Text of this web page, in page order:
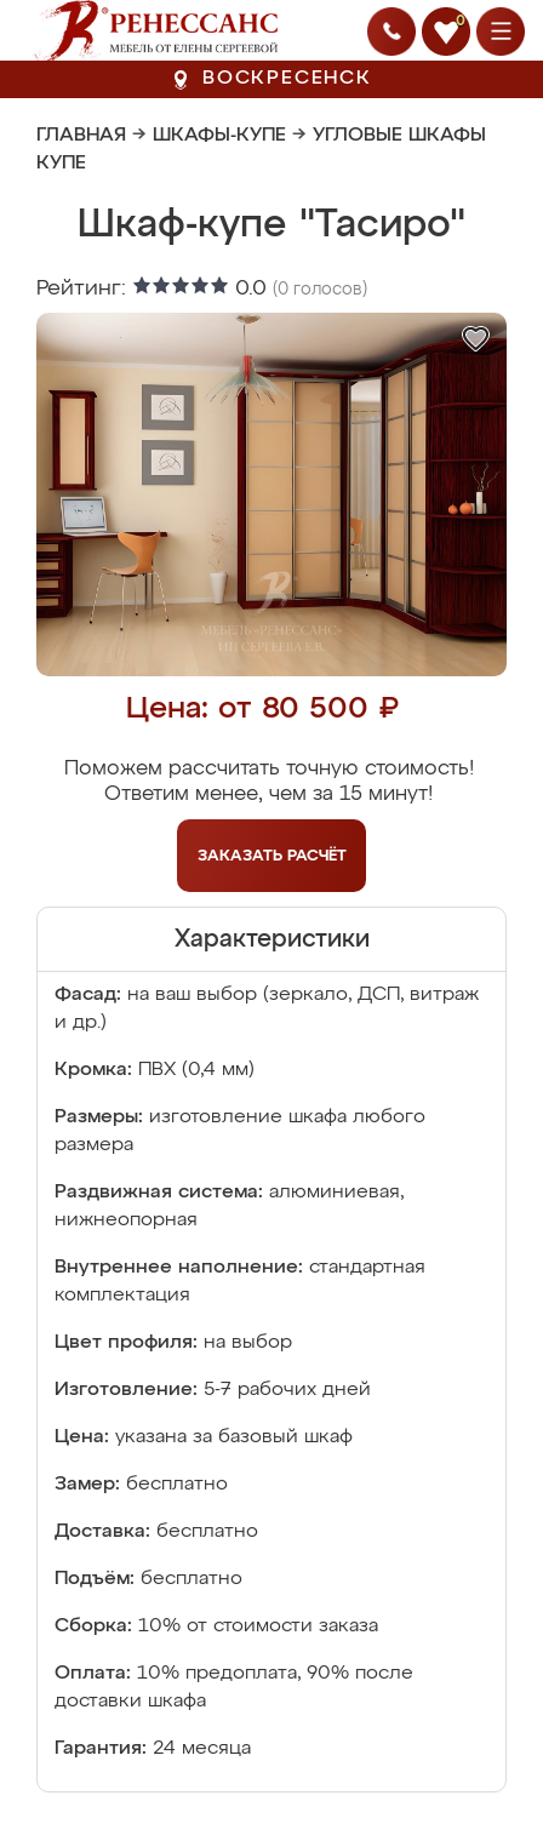
0
ВОСКРЕСЕНСК
ГЛАВНАЯ → ШКАФЫ-КУПЕ → УГЛОВЫЕ ШКАФЫ
КУПЕ
Шкаф-купе "Тасиро"
Рейтинг: 0.0 (0 голосов)
Цена: от 80 500 ₽
Поможем рассчитать точную стоимость!
Ответим менее, чем за 15 минут!
ЗАКАЗАТЬ РАСЧЁТ
Характеристики
Фасад: на ваш выбор (зеркало, ДСП, витраж
и др.)
Кромка: ПВХ (0,4 мм)
Размеры: изготовление шкафа любого
размера
Раздвижная система: алюминиевая,
нижнеопорная
Внутреннее наполнение: стандартная
комплектация
Цвет профиля: на выбор
Изготовление: 5-7 рабочих дней
Цена: указана за базовый шкаф
Замер: бесплатно
Доставка: бесплатно
Подъём: бесплатно
Сборка: 10% от стоимости заказа
Оплата: 10% предоплата, 90% после
доставки шкафа
Гарантия: 24 месяца